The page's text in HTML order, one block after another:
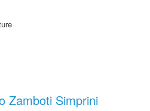
Zamboti Simprini